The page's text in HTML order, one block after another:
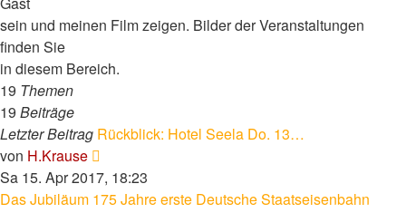
sein und meinen Film zeigen. Bilder der Veranstaltungen
finden Sie
in diesem Bereich.
19 Themen
19 Beiträge
Letzter Beitrag Rückblick: Hotel Seela Do. 13…
von H.Krause
Beitrag
Sa 15. Apr 2017, 18:23
Das Jubiläum 175 Jahre erste Deutsche Staatseisenbahn